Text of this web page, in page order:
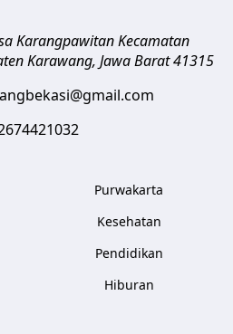
Karangpawitan Kecamatan
Karawang, Jawa Barat 41315
Purwakarta
Kesehatan
Pendidikan
Hiburan